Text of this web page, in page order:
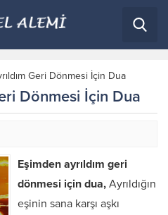
Geri Dönmesi İçin Dua
Dönmesi İçin Dua
Eşimden ayrıldım geri
dönmesi için dua, Ayrıldığın
eşinin sana karşı aşkı